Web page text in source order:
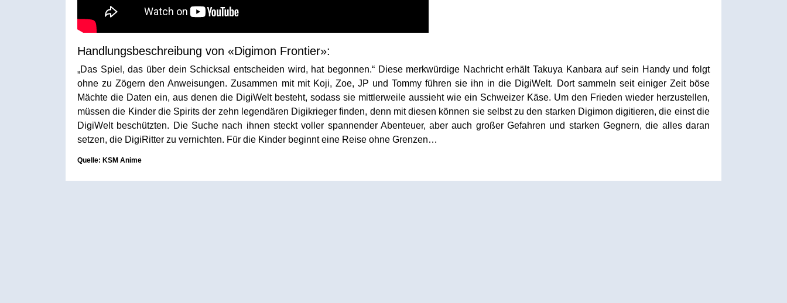
Handlungsbeschreibung von «Digimon Frontier»:
„Das Spiel, das über dein Schicksal entscheiden wird, hat begonnen.“ Diese merkwürdige Nachricht erhält Takuya Kanbara auf sein Handy und folgt
ohne zu Zögern den Anweisungen. Zusammen mit mit Koji, Zoe, JP und Tommy führen sie ihn in die DigiWelt. Dort sammeln seit einiger Zeit böse
Mächte die Daten ein, aus denen die DigiWelt besteht, sodass sie mittlerweile aussieht wie ein Schweizer Käse. Um den Frieden wieder herzustellen,
müssen die Kinder die Spirits der zehn legendären Digikrieger finden, denn mit diesen können sie selbst zu den starken Digimon digitieren, die einst die
DigiWelt beschützten. Die Suche nach ihnen steckt voller spannender Abenteuer, aber auch großer Gefahren und starken Gegnern, die alles daran
setzen, die DigiRitter zu vernichten. Für die Kinder beginnt eine Reise ohne Grenzen…
Quelle: KSM Anime